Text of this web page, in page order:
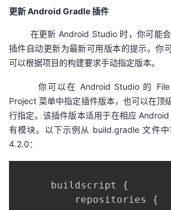
藏
更新 Android Gradle 插件
在更新 Android Studio 时，你可能会
插件自动更新为最新可用版本的提示。你
可以根据项目的构建要求手动指定版本。
你可以在 Android Studio 的 File
Project 菜单中指定插件版本，也可以在顶
行指定。该插件版本适用于在相应
有模块。以下示例从 build.gradle 文件
4.2.0：
      buildscript
{
          repositories
{